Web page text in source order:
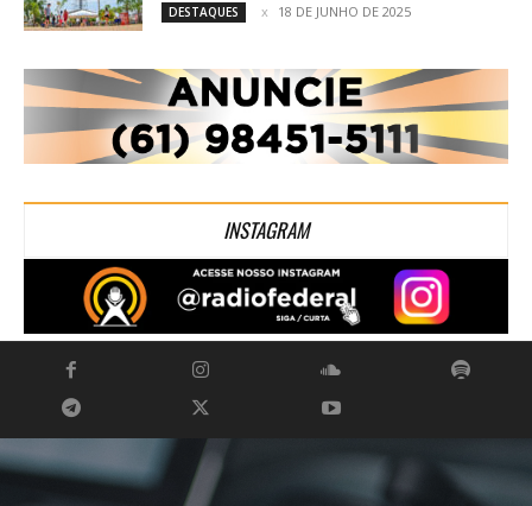
DESTAQUES 18 DE JUNHO DE 2025
INSTAGRAM